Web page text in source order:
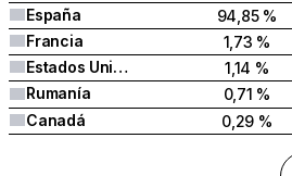
España
94,85 %
Francia
1,73 %
Estados Unidos
1,14 %
Rumanía
0,71 %
Canadá
0,29 %